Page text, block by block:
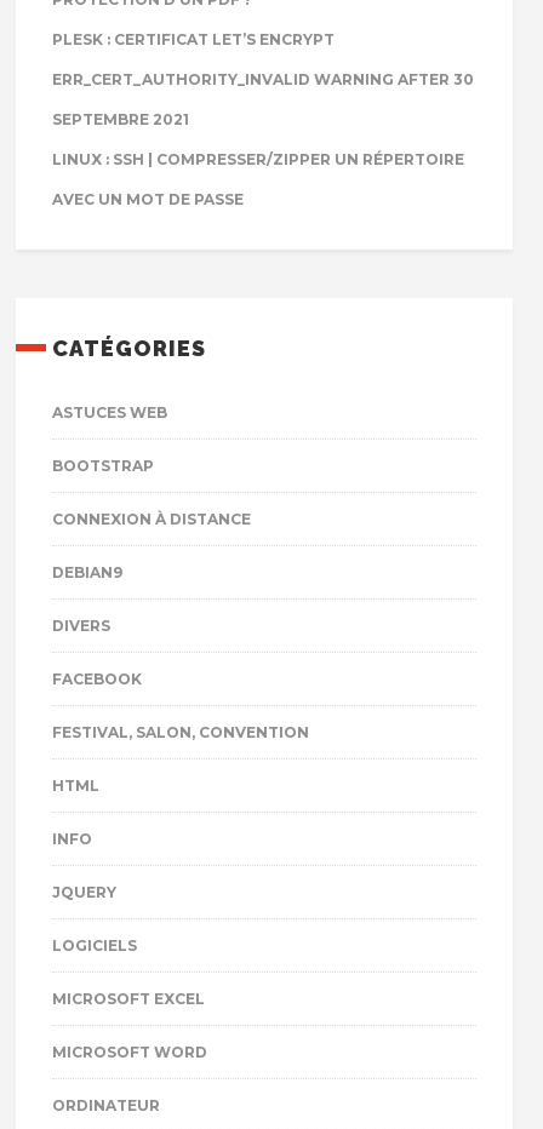
PLESK : CERTIFICAT LET’S ENCRYPT
ERR_CERT_AUTHORITY_INVALID WARNING AFTER 30
SEPTEMBRE 2021
LINUX : SSH | COMPRESSER/ZIPPER UN RÉPERTOIRE
AVEC UN MOT DE PASSE
CATÉGORIES
ASTUCES WEB
BOOTSTRAP
CONNEXION À DISTANCE
DEBIAN9
DIVERS
FACEBOOK
FESTIVAL, SALON, CONVENTION
HTML
INFO
JQUERY
LOGICIELS
MICROSOFT EXCEL
MICROSOFT WORD
ORDINATEUR